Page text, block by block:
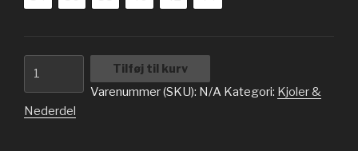
Midi
Tilføj til kurv
Varenummer (SKU): N/A Kategori: Kjoler &
Nederdel